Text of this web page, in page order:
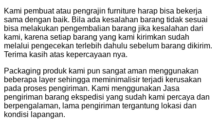
Kami pembuat atau pengrajin furniture harap bisa bekerja
sama dengan baik. Bila ada kesalahan barang tidak sesuai
bisa melakukan pengembalian barang jika kesalahan dari
kami, karena setiap barang yang kami kirimkan sudah
melalui pengecekan terlebih dahulu sebelum barang dikirim.
Terima kasih atas kepercayaan nya.
Packaging produk kami pun sangat aman menggunakan
beberapa layer sehingga meminimalisir terjadi kerusakan
pada proses pengiriman. Kami menggunakan Jasa
pengiriman barang ekspedisi yang sudah kami percaya dan
berpengalaman, lama pengiriman tergantung lokasi dan
kondisi lapangan.